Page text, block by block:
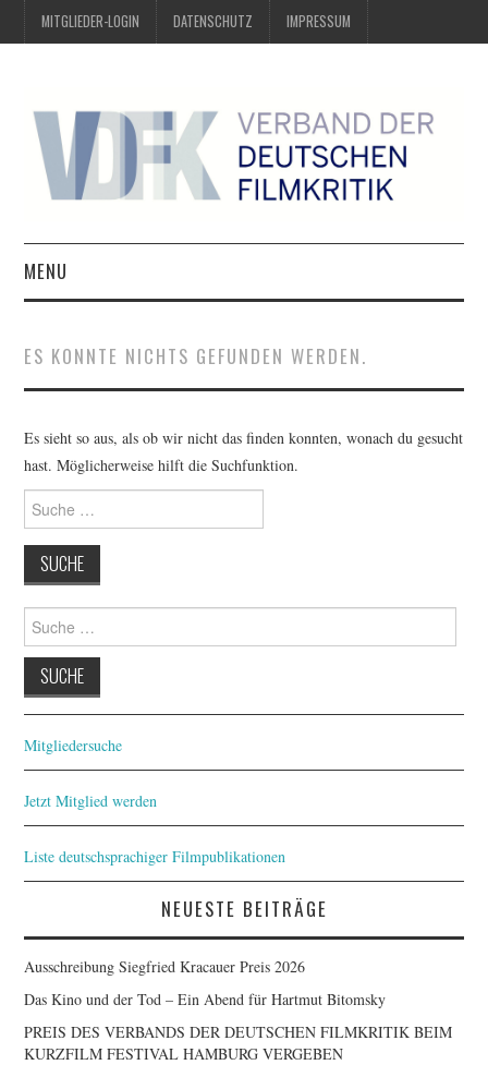
MITGLIEDER-LOGIN DATENSCHUTZ IMPRESSUM
MENU
FILMKRITIK
FESTIVALPREISE
S. KRACAUER PREIS
WOCHE DER KRITIK
ES KONNTE NICHTS GEFUNDEN WERDEN.
Es sieht so aus, als ob wir nicht das finden konnten, wonach du gesucht
hast. Möglicherweise hilft die Suchfunktion.
nach:
nach:
Mitgliedersuche
Jetzt Mitglied werden
Liste deutschsprachiger Filmpublikationen
NEUESTE BEITRÄGE
Ausschreibung Siegfried Kracauer Preis 2026
Das Kino und der Tod – Ein Abend für Hartmut Bitomsky
PREIS DES VERBANDS DER DEUTSCHEN FILMKRITIK BEIM
KURZFILM FESTIVAL HAMBURG VERGEBEN